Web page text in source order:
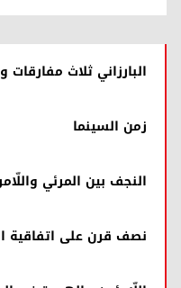
البارزاني ثلاث
زمن السينما
النجف بين المرئي
نصف قرن على اتفاقية